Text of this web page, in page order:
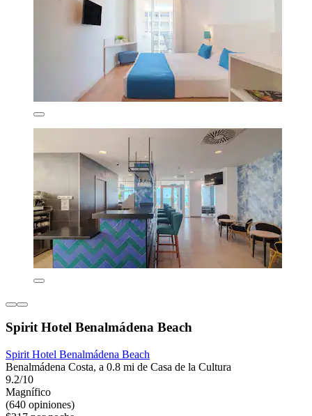
Spirit Hotel Benalmádena Beach
Spirit Hotel Benalmádena Beach
Benalmádena Costa, a 0.8 mi de Casa de la Cultura
9.2/10
Magnífico
(640 opiniones)